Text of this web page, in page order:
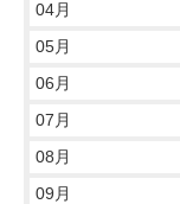
04月
05月
06月
07月
08月
09月